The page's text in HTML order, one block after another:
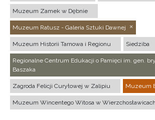
Muzeum Zamek w Dębnie
Muzeum Ratusz - Galeria Sztuki Dawnej
Muzeum Historii Tarnowa i Regionu Siedziba
Regionalne Centrum Edukacji o Pamięci im. gen.
Baszaka
Zagroda Felicji Curyłowej w Zalipiu Muzeum
Muzeum Wincentego Witosa w Wierzchosławicach